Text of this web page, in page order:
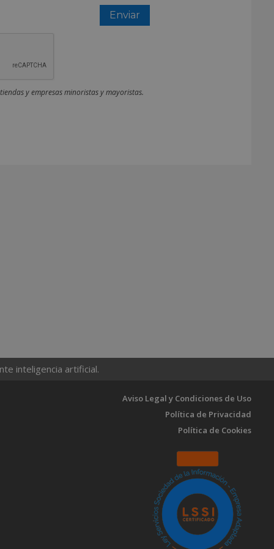
y empresas minoristas y mayoristas.
inteligencia artificial.
Aviso Legal y Condiciones de Uso
Política de Privacidad
Política de Cookies